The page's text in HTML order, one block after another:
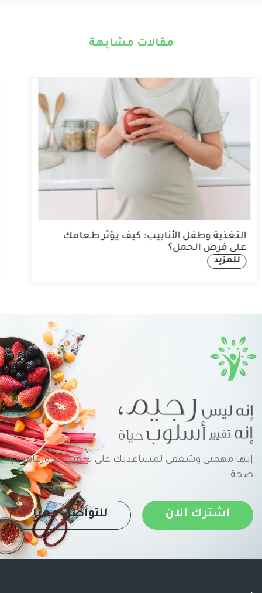
مقالات مشابهة
التغذية وطفل الأنابيب: كيف يؤثر طعامك
على فرص الحمل؟
للمزيد
إنها مهمتي وشغفي لمساعدتك على تحقيق حياةرفاهية و
صحة
اشترك الان للتواصل معنا